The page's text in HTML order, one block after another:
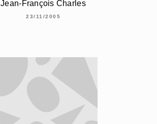
Jean-François Charles
23/11/2005